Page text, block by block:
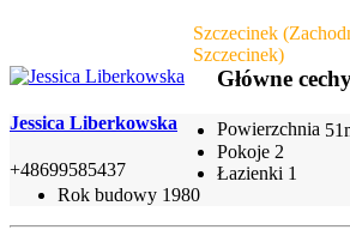
Szczecinek
Szczecinek)
Jessica Liberkowska
+48699585437
Główne
Powierzchnia
Pokoje 2
Łazienki 1
Rok budowy 1980